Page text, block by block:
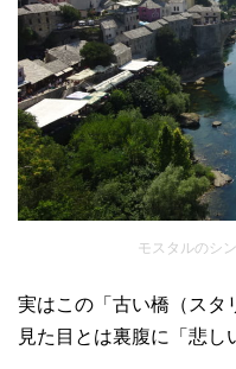
モスタルのシ
実はこの「古い橋（スタ
見た目とは裏腹に「悲し